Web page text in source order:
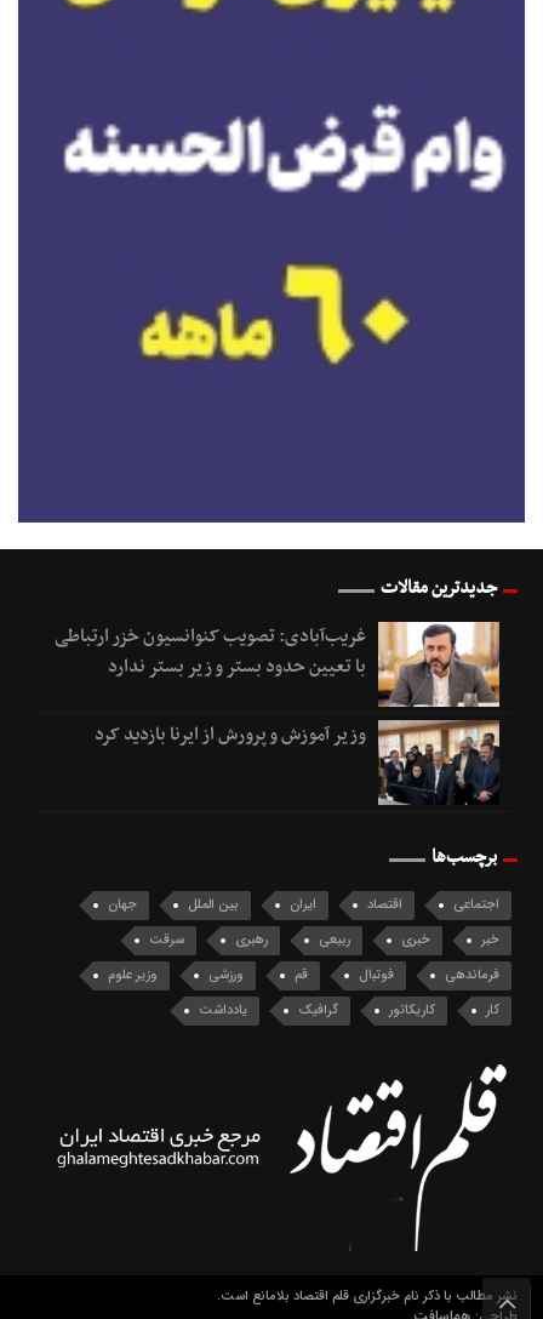
جدیدترین مقالات
غریب‌آبادی: تصویب کنوانسیون خزر ارتباطی
با تعیین حدود بستر و زیر بستر ندارد
وزیر آموزش و پرورش از ایرنا بازدید کرد
برچسب‌ها
اجتماعی اقتصاد ایران بین الملل
جهان
خبر
خبری ربیعی رهبری
سرقت
فرماندهی
فوتبال قم ورزشی
وزیر علوم
کار
کاریکاتور گرافیک یادداشت
نشر مطالب با ذکر نام خبرگزاری قلم اقتصاد بلامانع است.